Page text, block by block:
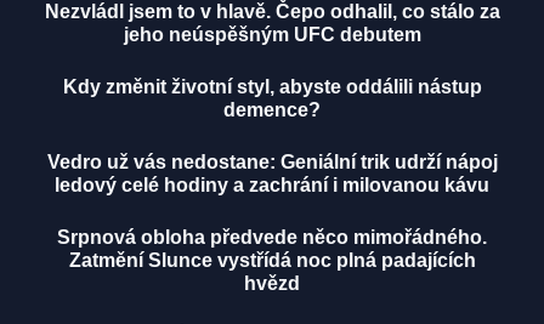
Nezvládl jsem to v hlavě. Čepo odhalil, co stálo za
jeho neúspěšným UFC debutem
Kdy změnit životní styl, abyste oddálili nástup
demence?
Vedro už vás nedostane: Geniální trik udrží nápoj
ledový celé hodiny a zachrání i milovanou kávu
Srpnová obloha předvede něco mimořádného.
Zatmění Slunce vystřídá noc plná padajících
hvězd